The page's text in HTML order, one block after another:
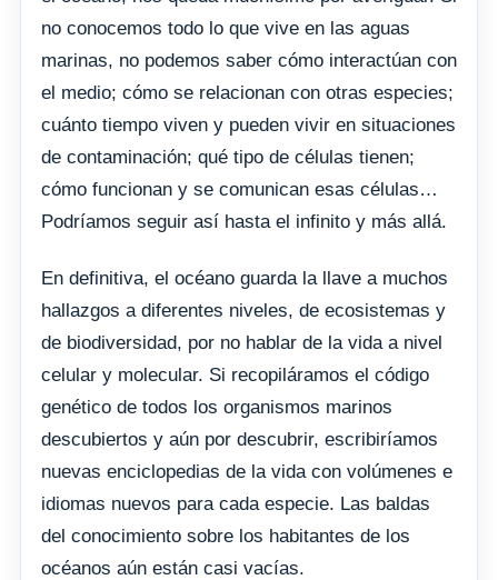
no conocemos todo lo que vive en las aguas
marinas, no podemos saber cómo interactúan con
el medio; cómo se relacionan con otras especies;
cuánto tiempo viven y pueden vivir en situaciones
de contaminación; qué tipo de células tienen;
cómo funcionan y se comunican esas células…
Podríamos seguir así hasta el infinito y más allá.
En definitiva, el océano guarda la llave a muchos
hallazgos a diferentes niveles, de ecosistemas y
de biodiversidad, por no hablar de la vida a nivel
celular y molecular. Si recopiláramos el código
genético de todos los organismos marinos
descubiertos y aún por descubrir, escribiríamos
nuevas enciclopedias de la vida con volúmenes e
idiomas nuevos para cada especie. Las baldas
del conocimiento sobre los habitantes de los
océanos aún están casi vacías.